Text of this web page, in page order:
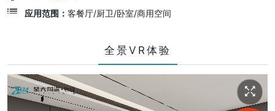
应用范围： 客餐厅/厨卫/卧室/商用空间
全景VR体验